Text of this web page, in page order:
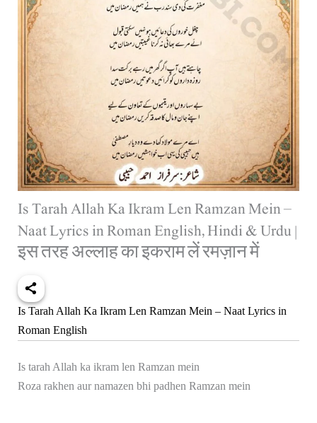
Is Tarah Allah Ka Ikram Len Ramzan Mein –
Naat Lyrics in Roman English, Hindi & Urdu |
इस तरह अल्लाह का इकराम लें रमज़ान में
Is Tarah Allah Ka Ikram Len Ramzan Mein – Naat Lyrics in
Roman English
Is tarah Allah ka ikram len Ramzan mein
Roza rakhen aur namazen bhi padhen Ramzan mein